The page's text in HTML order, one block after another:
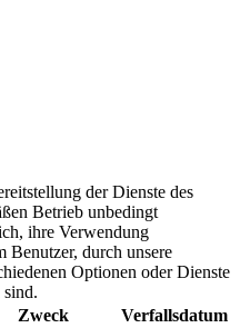
der Dienste des
Betrieb unbedingt
ihre Verwendung
Benutzer, durch unsere
Optionen oder Dienste
sind.
Zweck Verfallsdatum